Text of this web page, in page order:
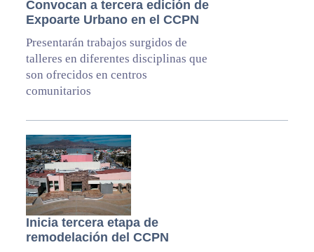
Convocan a tercera edición de
Expoarte Urbano en el CCPN
Presentarán trabajos surgidos de
talleres en diferentes disciplinas que
son ofrecidos en centros
comunitarios
Inicia tercera etapa de
remodelación del CCPN